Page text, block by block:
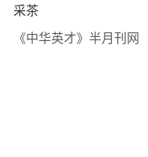
采茶
《中华英才》半月刊网